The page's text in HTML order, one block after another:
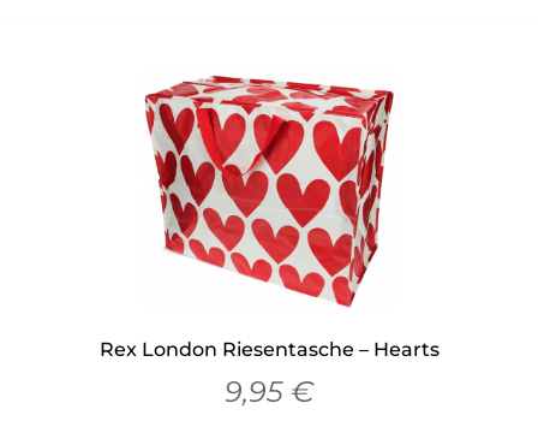
Rex London Riesentasche – Hearts
9,95 €